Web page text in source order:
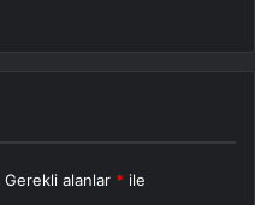
Gerekli alanlar * ile